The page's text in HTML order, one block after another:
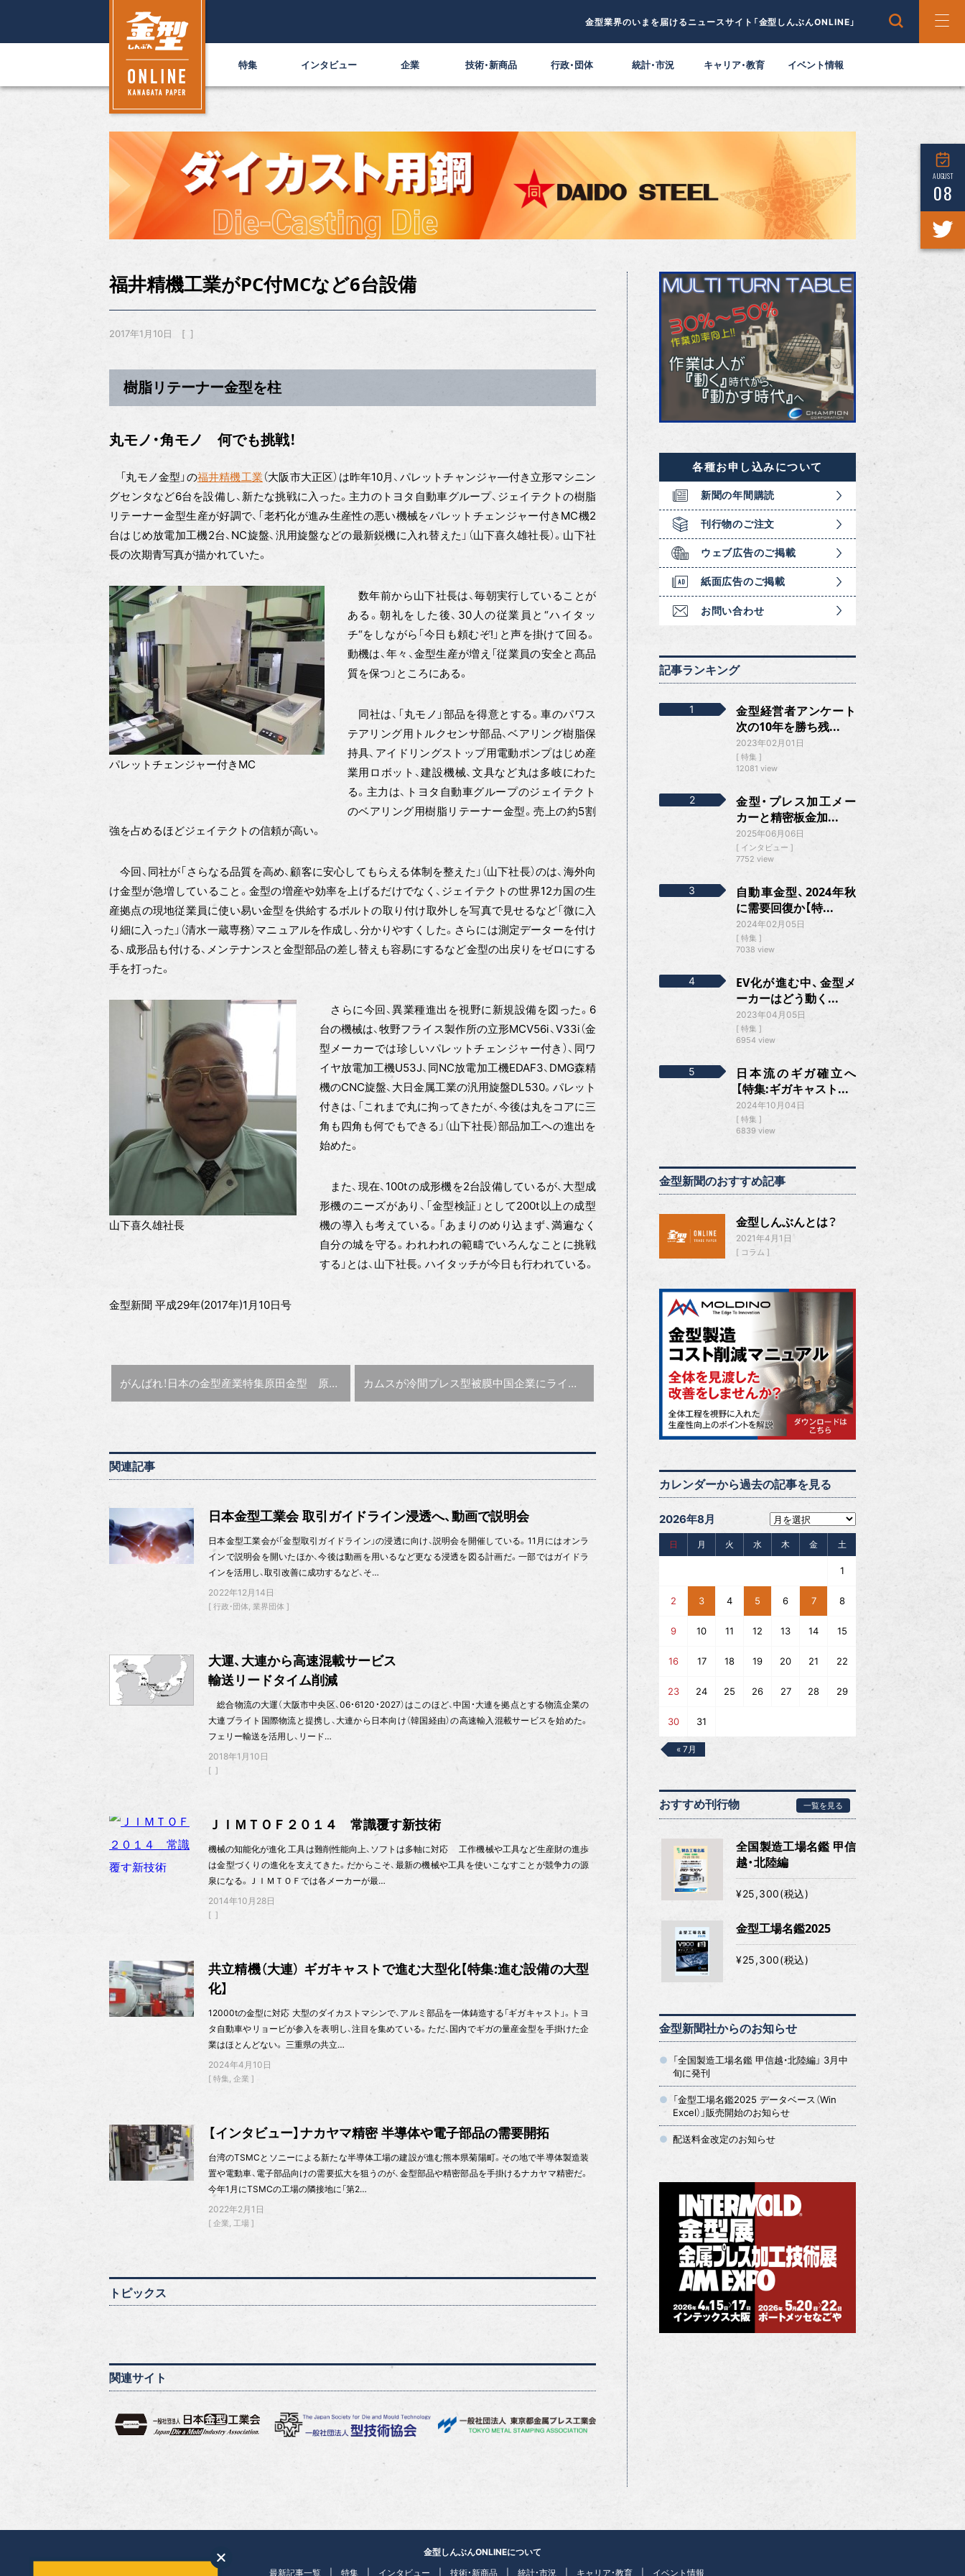
金型業界のいまを届けるニュースサイト「金型しんぶんONLINE」
特集 インタビュー 企業 技術・新商品 行政・団体 統計・市況 キャリア・教育 イベント情報
AUGUST
08
福井精機工業がPC付MCなど6台設備
2017年1月10日
樹脂リテーナー金型を柱
丸モノ・角モノ 何でも挑戦！
「丸モノ金型」の福井精機工業 （大阪市大正区）は昨年10月、パレットチャンジャ―付き立形マシニン
グセンタなど6台を設備し、新たな挑戦に入った。主力のトヨタ自動車グループ、ジェイテクトの樹脂
リテーナー金型生産が好調で、「老朽化が進み生産性の悪い機械をパレットチェンジャー付きMC機2
台はじめ放電加工機2台、NC旋盤、汎用旋盤などの最新鋭機に入れ替えた」（山下喜久雄社長）。山下社
長の次期青写真が描かれていた。
パレットチェンジャー付きMC
数年前から山下社長は、毎朝実行していることが
ある。朝礼をした後、30人の従業員と“ハイタッ
チ“をしながら「今日も頼むぞ!」と声を掛けて回る。
動機は、年々、金型生産が増え「従業員の安全と髙品
質を保つ」ところにある。
同社は、「丸モノ」部品を得意とする。車のパワス
テアリング用トルクセンサ部品、ベアリング樹脂保
持具、アイドリングストップ用電動ポンプはじめ産
業用ロボット、建設機械、文具など丸は多岐にわた
る。主力は、トヨタ自動車グループのジェイテクト
のベアリング用樹脂リテーナー金型。売上の約5割
強を占めるほどジェイテクトの信頼が高い。
今回、同社が「さらなる品質を高め、顧客に安心してもらえる体制を整えた」（山下社長）のは、海外向
け金型が急増していること。金型の増産や効率を上げるだけでなく、ジェイテクトの世界12カ国の生
産拠点の現地従業員に使い易い金型を供給するボルトの取り付け取外しを写真で見せるなど「微に入
り細に入った」（清水一蔵専務）マニュアルを作成し、分かりやすくした。さらには測定データーを付け
る、成形品も付ける、メンテナンスと金型部品の差し替えも容易にするなど金型の出戻りをゼロにする
手を打った。
山下喜久雄社長
さらに今回、異業種進出を視野に新規設備を図った。6
台の機械は、牧野フライス製作所の立形MCⅤ56ⅰ、Ⅴ33ⅰ（金
型メーカーでは珍しいパレットチェンジャー付き）、同ワ
イヤ放電加工機U53J、同NC放電加工機EDAF3、DMG森精
機のCNC旋盤、大日金属工業の汎用旋盤DL530。パレット
付きは、「これまで丸に拘ってきたが、今後は丸をコアに三
角も四角も何でもできる」（山下社長）部品加工への進出を
始めた。
また、現在、100tの成形機を2台設備しているが、大型成
形機のニーズがあり、「金型検証」として200t以上の成型
機の導入も考えている。「あまりのめり込まず、満遍なく
自分の城を守る。われわれの範疇でいろんなことに挑戦
する」とは、山下社長。ハイタッチが今日も行われている。
金型新聞 平成29年(2017年)1月10日号
前の記事 :
がんばれ！日本の金型産業特集原田金型 原田 育寛 社長 次の記事 :
カムスが冷間プレス型被膜中国企業にライセンス
関連記事
日本金型工業会 取引ガイドライン浸透へ、動画で説明会
日本金型工業会が「金型取引ガイドライン」の浸透に向け、説明会を開催している。11月にはオンラ
インで説明会を開いたほか、今後は動画を用いるなど更なる浸透を図る計画だ。一部ではガイドラ
インを活用し、取引改善に成功するなど、そ…
2022年12月14日
行政・団体 業界団体
大運、大連から高速混載サービス
輸送リードタイム削減
総合物流の大運（大阪市中央区、06・6120・2027）はこのほど、中国・大連を拠点とする物流企業の
大連ブライト国際物流と提携し、大連から日本向け（韓国経由）の高速輸入混載サービスを始めた。
フェリー輸送を活用し、リード…
2018年1月10日
ＪＩＭＴＯＦ２０１４ 常識覆す新技術
機械の知能化が進化 工具は難削性能向上、ソフトは多軸に対応 工作機械や工具など生産財の進歩
は金型づくりの進化を支えてきた。だからこそ、最新の機械や工具を使いこなすことが競争力の源
泉になる。ＪＩＭＴＯＦでは各メーカーが最…
2014年10月28日
共立精機（大連） ギガキャストで進む大型化【特集:進む設備の大型
化】
12000tの金型に対応 大型のダイカストマシンで、アルミ部品を一体鋳造する「ギガキャスト」。トヨ
タ自動車やリョービが参入を表明し、注目を集めている。ただ、国内でギガの量産金型を手掛けた企
業はほとんどない。 三重県の共立…
2024年4月10日
特集 企業
【インタビュー】ナカヤマ精密 半導体や電子部品の需要開拓
台湾のTSMCとソニーによる新たな半導体工場の建設が進む熊本県菊陽町。その地で半導体製造装
置や電動車、電子部品向けの需要拡大を狙うのが、金型部品や精密部品を手掛けるナカヤマ精密だ。
今年1月にTSMCの工場の隣接地に「第2…
2022年2月1日
企業 工場
トピックス
関連サイト
各種お申し込みについて
新聞の年間購読
刊行物のご注文
ウェブ広告のご掲載
紙面広告のご掲載
お問い合わせ
記事ランキング
金型経営者アンケート
次の10年を勝ち残...
2023年02月01日
特集
12081 view
金型・プレス加工メー
カーと精密板金加...
2025年06月06日
インタビュー
7752 view
自動車金型、2024年秋
に需要回復か【特...
2024年02月05日
特集
7038 view
EV化が進む中、金型メ
ーカーはどう動く...
2023年04月05日
特集
6954 view
日本流のギガ確立へ
【特集:ギガキャスト...
2024年10月04日
特集
6839 view
金型新聞のおすすめ記事
金型しんぶんとは？
2021年4月1日
コラム
カレンダーから過去の記事を見る
2026年8月
日 月 火 水 木 金 土
1
2 3 4 5 6 7 8
9 10 11 12 13 14 15
16 17 18 19 20 21 22
23 24 25 26 27 28 29
30 31
« 7月
おすすめ刊行物 一覧を見る
全国製造工場名鑑 甲信
越・北陸編
¥25,300(税込)
金型工場名鑑2025
¥25,300(税込)
金型新聞社からのお知らせ
「全国製造工場名鑑 甲信越・北陸編」 3月中
旬に発刊
「金型工場名鑑2025 データベース（Win
Excel）」販売開始のお知らせ
配送料金改定のお知らせ
金型しんぶんONLINEについて
最新記事一覧
特集 インタビュー 技術・新商品 統計・市況 キャリア・教育 イベント情報